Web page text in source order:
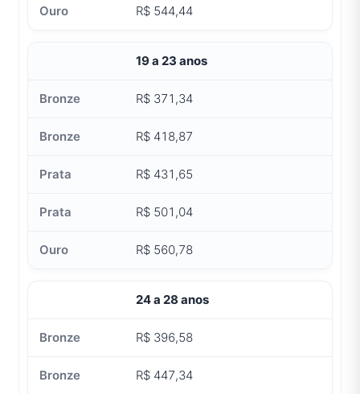
R$ 544,44
19 a 23 anos
R$ 371,34
R$ 418,87
R$ 431,65
R$ 501,04
R$ 560,78
24 a 28 anos
R$ 396,58
R$ 447,34